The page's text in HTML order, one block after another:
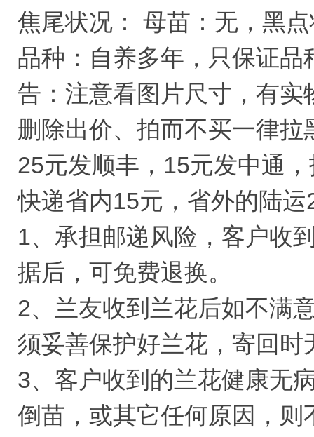
焦尾状况： 母苗：无，黑
品种：自养多年，只保证
告：注意看图片尺寸，有
删除出价、拍而不买一律
25元发顺丰，15元发中通
快递省内15元，省外的陆
1、承担邮递风险，客户收
据后，可免费退换。
2、兰友收到兰花后如不满
须妥善保护好兰花，寄回
3、客户收到的兰花健康无
倒苗，或其它任何原因，则